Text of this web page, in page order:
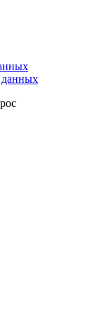
данных